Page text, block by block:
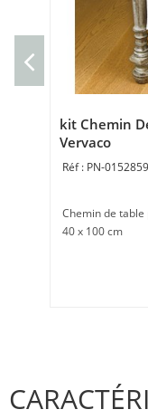
kit Chemin
Vervaco
PN-0152859
Chemin de
40 x 100 cm